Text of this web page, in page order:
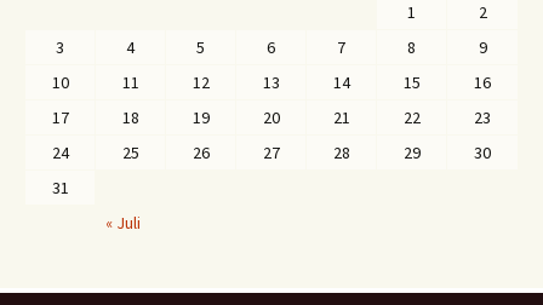
1
2
3
4 5 6 7 8
9
10
11 12 13 14 15
16
17
18 19 20 21 22
23
24
25 26 27 28 29
30
31
« Juli